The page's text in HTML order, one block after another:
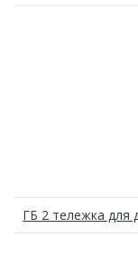
ГБ 2 тележка для